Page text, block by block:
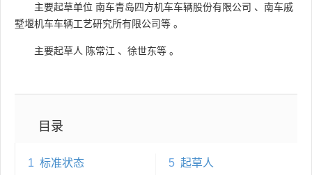
主要起草单位 南车青岛四方机车车辆股份有限公司 、 南车戚
墅堰机车车辆工艺研究所有限公司等 。
主要起草人 陈常江 、 徐世东等 。
目录
1 标准状态
5 起草人